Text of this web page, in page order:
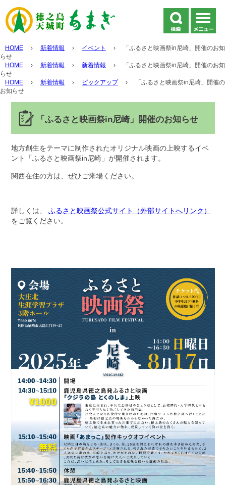
HOME › 新着情報 › イベント ›
「ふるさと映画祭in尼崎」開催のお知
らせ
HOME
› 新着情報 › 新着情報 ›
「ふるさと映画祭in尼崎」開催のお知
らせ
HOME
› 新着情報 › ピックアップ ›
「ふるさと映画祭in尼崎」開催の
お知らせ
「ふるさと映画祭in尼崎」開催のお知らせ
地方創生をテーマに制作されたオリジナル映画の上映するイベ
ント「ふるさと映画祭in尼崎」が開催されます。
関西在住の方は、ぜひご来場ください。
詳しくは、ふるさと映画祭公式サイト（外部サイトへリンク）
をご覧ください。